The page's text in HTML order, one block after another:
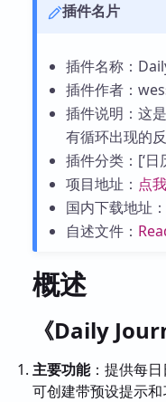
插件名片
插件名称：
插件作者：
插件说明：这
有循环出现的反
插件分类：[‘日
项目地址： 点
国内下载地址：
自述文件：
概述
《Daily
主要功能：提供每日
可创建带预设提示